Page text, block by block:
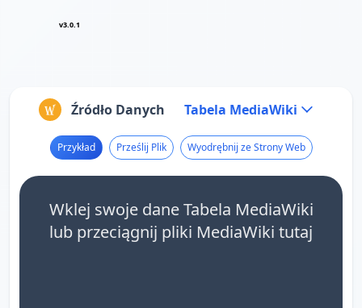
v3.0.1
Źródło Danych Tabela MediaWiki
Przykład Prześlij Plik Wyodrębnij ze Strony Web
Wklej swoje dane Tabela MediaWiki
lub przeciągnij pliki MediaWiki tutaj